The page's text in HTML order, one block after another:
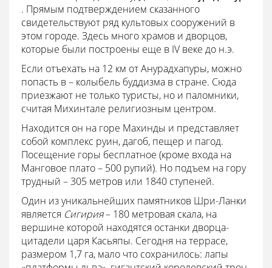
. Прямым подтверждением сказанного
свидетельствуют ряд культовых сооружений в
этом городе. Здесь много храмов и дворцов,
которые были построены еще в IV веке до н.э.
Если отъехать на 12 км от Анурадхапуры, можно
попасть в– колыбель буддизма в стране. Сюда
приезжают не только туристы, но и паломники,
считая Михинтале религиозным центром.
Находится он на горе Махинды и представляет
собой комплекс руин, дагоб, пещер и пагод.
Посещение горы бесплатное (кроме входа на
Манговое плато – 500 рупий). Но подъем на гору
трудный – 305 метров или 1840 ступеней.
Один из уникальнейших памятников Шри-Ланки
является Сигирия– 180 метровая скала, на
вершине которой находятся останки дворца-
цитадели царя Касьяпы. Сегодня на террасе,
размером 1,7 га, мало что сохранилось: лапы